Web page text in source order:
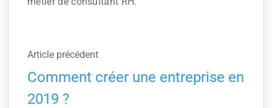
Article précédent
Comment créer une entreprise en
2019 ?